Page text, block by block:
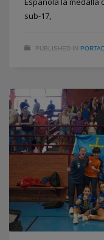
sub-17,
PUBLISHED IN